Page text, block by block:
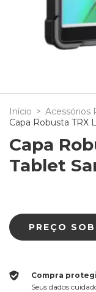
Início > Acessórios
Capa Robusta TRX
Capa
Tablet
Compra
Seus dados